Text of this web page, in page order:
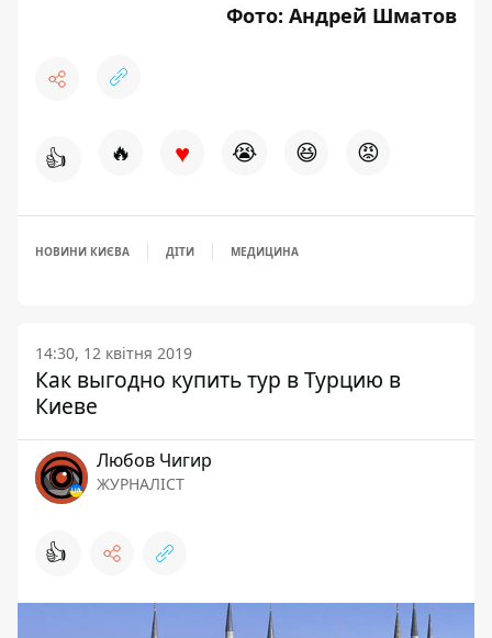
Фото: Андрей Шматов
👍 🔥 ♥ 😭 😆 😡
НОВИНИ КИЄВА ДІТИ МЕДИЦИНА
14:30, 12 квітня 2019
Как выгодно купить тур в Турцию в
Киеве
Любов Чигир
ЖУРНАЛІСТ
👍